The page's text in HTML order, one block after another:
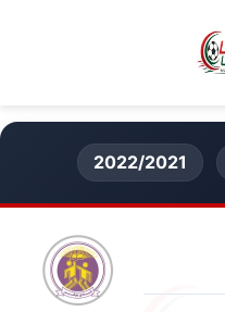
2022/2021